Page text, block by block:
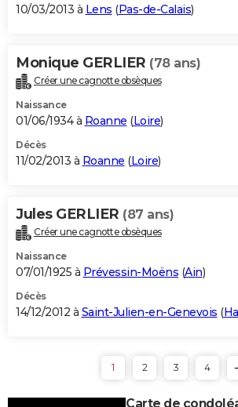
10/03/2013 à Lens (Pas-de-Calais)
Monique GERLIER (78 ans)
Créer une cagnotte obsèques
Naissance
01/06/1934 à Roanne (Loire)
Décès
11/02/2013 à Roanne (Loire)
Jules GERLIER (87 ans)
Créer une cagnotte obsèques
Naissance
07/01/1925 à Prévessin-Moëns (Ain)
Décès
14/12/2012 à Saint-Julien-en-Genevois (
1 2 3 4
Carte de